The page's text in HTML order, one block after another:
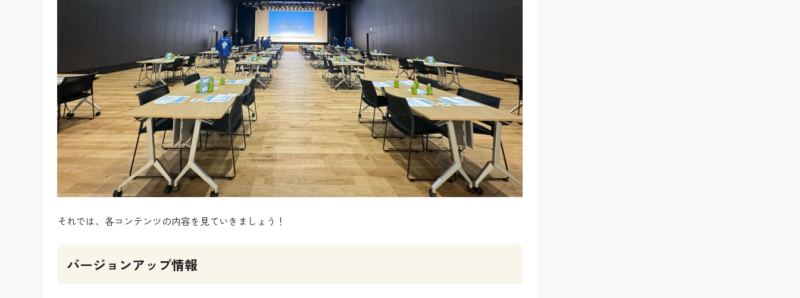
それでは、各コンテンツの内容を見ていきましょう！
バージョンアップ情報